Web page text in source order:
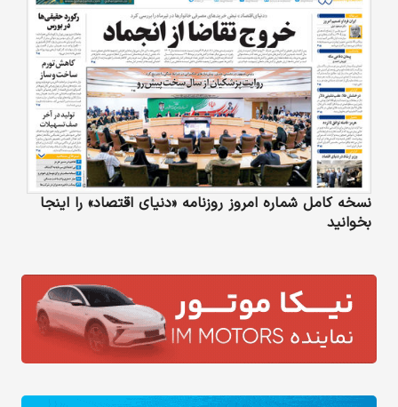
نسخه کامل شماره امروز روزنامه «دنیای‌ اقتصاد» را اینجا
بخوانید